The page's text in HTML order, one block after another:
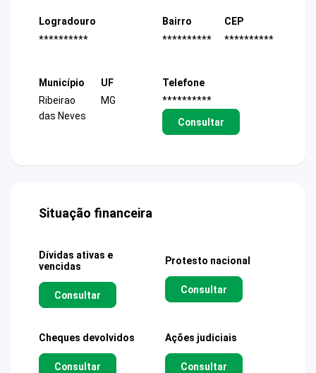
Logradouro
**********
Bairro
**********
CEP
**********
Município
Ribeirao
das Neves
UF
MG
Telefone
**********
Consultar
Situação financeira
Dívidas ativas e
vencidas
Consultar
Protesto nacional
Consultar
Cheques devolvidos
Consultar
Ações judiciais
Consultar